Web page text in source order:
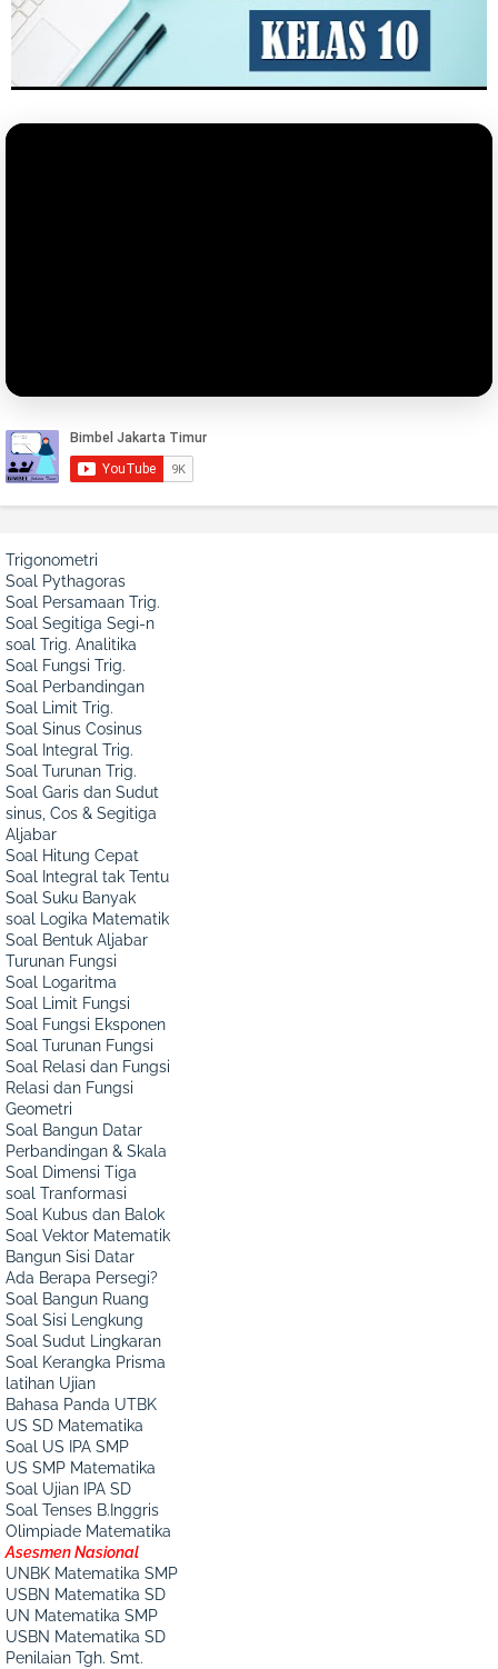
Trigonometri
Soal Pythagoras
Soal Persamaan Trig.
Soal Segitiga Segi-n
soal Trig. Analitika
Soal Fungsi Trig.
Soal Perbandingan
Soal Limit Trig.
Soal Sinus Cosinus
Soal Integral Trig.
Soal Turunan Trig.
Soal Garis dan Sudut
sinus, Cos & Segitiga
Aljabar
Soal Hitung Cepat
Soal Integral tak Tentu
Soal Suku Banyak
soal Logika Matematik
Soal Bentuk Aljabar
Turunan Fungsi
Soal Logaritma
Soal Limit Fungsi
Soal Fungsi Eksponen
Soal Turunan Fungsi
Soal Relasi dan Fungsi
Relasi dan Fungsi
Geometri
Soal Bangun Datar
Perbandingan & Skala
Soal Dimensi Tiga
soal Tranformasi
Soal Kubus dan Balok
Soal Vektor Matematik
Bangun Sisi Datar
Ada Berapa Persegi?
Soal Bangun Ruang
Soal Sisi Lengkung
Soal Sudut Lingkaran
Soal Kerangka Prisma
latihan Ujian
Bahasa Panda UTBK
US SD Matematika
Soal US IPA SMP
US SMP Matematika
Soal Ujian IPA SD
Soal Tenses B.Inggris
Olimpiade Matematika
Asesmen Nasional
UNBK Matematika SMP
USBN Matematika SD
UN Matematika SMP
USBN Matematika SD
Penilaian Tgh. Smt.